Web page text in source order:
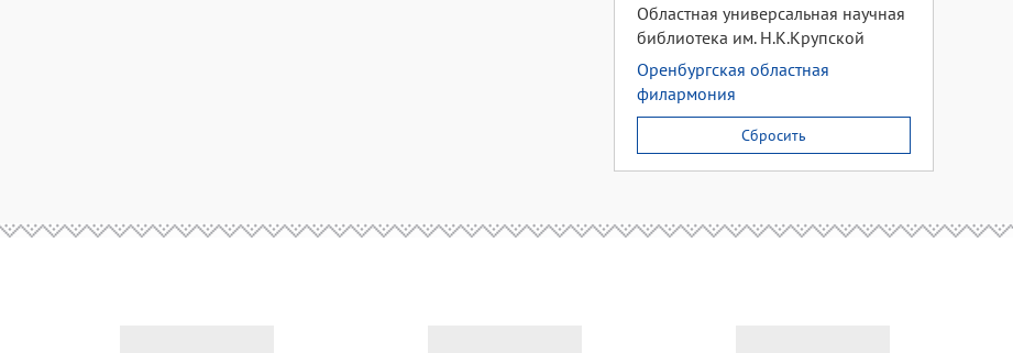
Областная универсальная научная
библиотека им. Н.К.Крупской
Оренбургская областная
филармония
Сбросить